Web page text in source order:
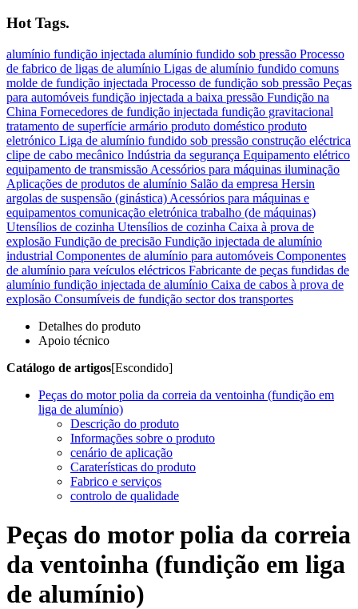
Hot Tags.
alumínio fundição injectada alumínio fundido sob pressão Processo
de fabrico de ligas de alumínio Ligas de alumínio fundido comuns
molde de fundição injectada Processo de fundição sob pressão Peças
para automóveis fundição injectada a baixa pressão Fundição na
China Fornecedores de fundição injectada fundição gravitacional
tratamento de superfície armário produto doméstico produto
eletrónico Liga de alumínio fundido sob pressão construção eléctrica
clipe de cabo mecânico Indústria da segurança Equipamento elétrico
equipamento de transmissão Acessórios para máquinas iluminação
Aplicações de produtos de alumínio Salão da empresa Hersin
argolas de suspensão (ginástica) Acessórios para máquinas e
equipamentos comunicação eletrónica trabalho (de máquinas)
Utensílios de cozinha Utensílios de cozinha Caixa à prova de
explosão Fundição de precisão Fundição injectada de alumínio
industrial Componentes de alumínio para automóveis Componentes
de alumínio para veículos eléctricos Fabricante de peças fundidas de
alumínio fundição injectada de alumínio Caixa de cabos à prova de
explosão Consumíveis de fundição sector dos transportes
Detalhes do produto
Apoio técnico
Catálogo de artigos[Escondido]
Peças do motor polia da correia da ventoinha (fundição em
liga de alumínio)
Descrição do produto
Informações sobre o produto
cenário de aplicação
Caraterísticas do produto
Fabrico e serviços
controlo de qualidade
Peças do motor polia da correia
da ventoinha (fundição em liga
de alumínio)